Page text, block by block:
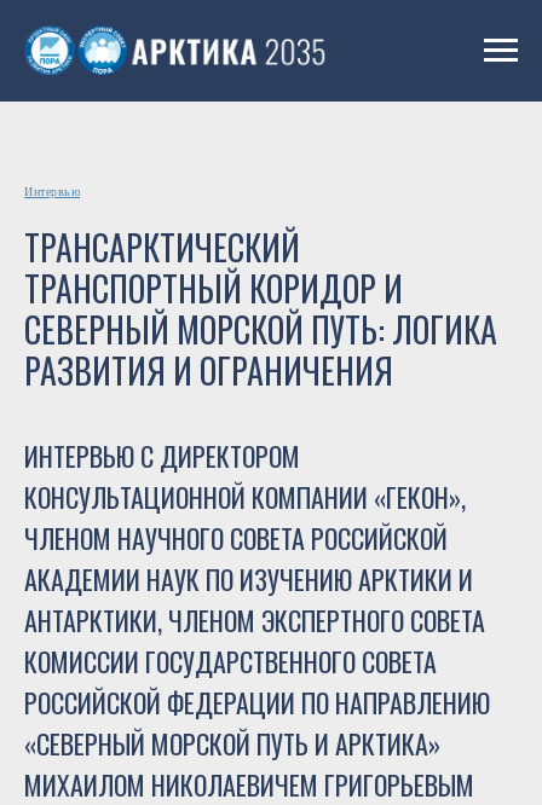
Интервью
ТРАНСАРКТИЧЕСКИЙ
ТРАНСПОРТНЫЙ КОРИДОР И
СЕВЕРНЫЙ МОРСКОЙ ПУТЬ: ЛОГИКА
РАЗВИТИЯ И ОГРАНИЧЕНИЯ
ИНТЕРВЬЮ С ДИРЕКТОРОМ
КОНСУЛЬТАЦИОННОЙ КОМПАНИИ «ГЕКОН»,
ЧЛЕНОМ НАУЧНОГО СОВЕТА РОССИЙСКОЙ
АКАДЕМИИ НАУК ПО ИЗУЧЕНИЮ АРКТИКИ И
АНТАРКТИКИ, ЧЛЕНОМ ЭКСПЕРТНОГО СОВЕТА
КОМИССИИ ГОСУДАРСТВЕННОГО СОВЕТА
РОССИЙСКОЙ ФЕДЕРАЦИИ ПО НАПРАВЛЕНИЮ
«СЕВЕРНЫЙ МОРСКОЙ ПУТЬ И АРКТИКА»
МИХАИЛОМ НИКОЛАЕВИЧЕМ ГРИГОРЬЕВЫМ